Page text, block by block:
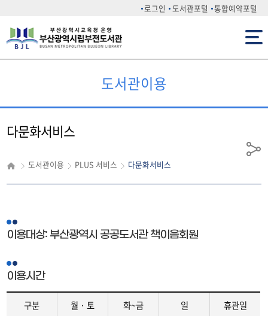
로그인 도서관포털 통합예약포털
전체메뉴
도서관이용
다문화서비스
도서관이용 PLUS 서비스 다문화서비스
공
이용대상: 부산광역시 공공도서관 책이음회원
이용시간
구분 월 · 토 화~금 일
휴관일